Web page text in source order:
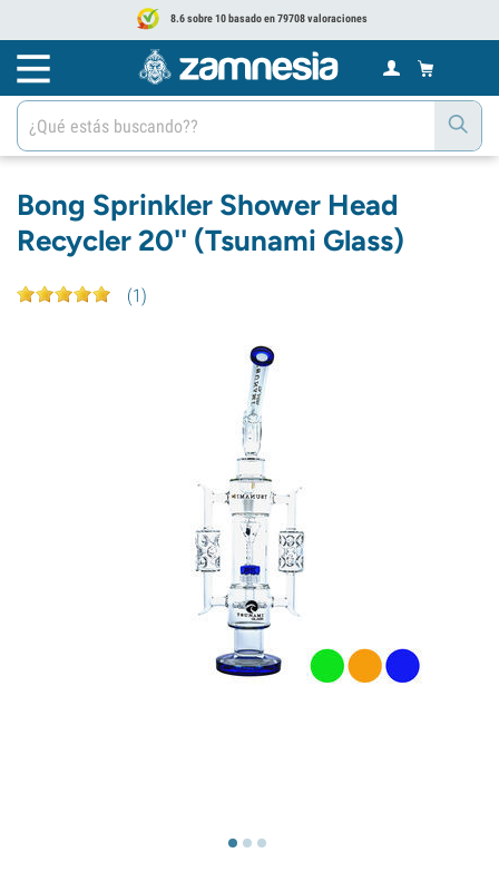
8.6 sobre 10 basado en 79708 valoraciones
Bong Sprinkler Shower Head
Recycler 20'' (Tsunami Glass)
(1)